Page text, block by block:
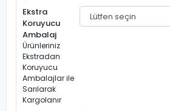
Ekstra
Koruyucu
Ambalaj
Ürünleriniz
Ekstradan
Koruyucu
Ambalajlar ile
Sarılarak
Kargolanır